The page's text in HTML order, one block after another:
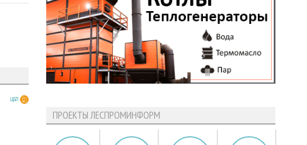
ЦБП
ПРОЕКТЫ ЛЕСПРОМИНФОРМ